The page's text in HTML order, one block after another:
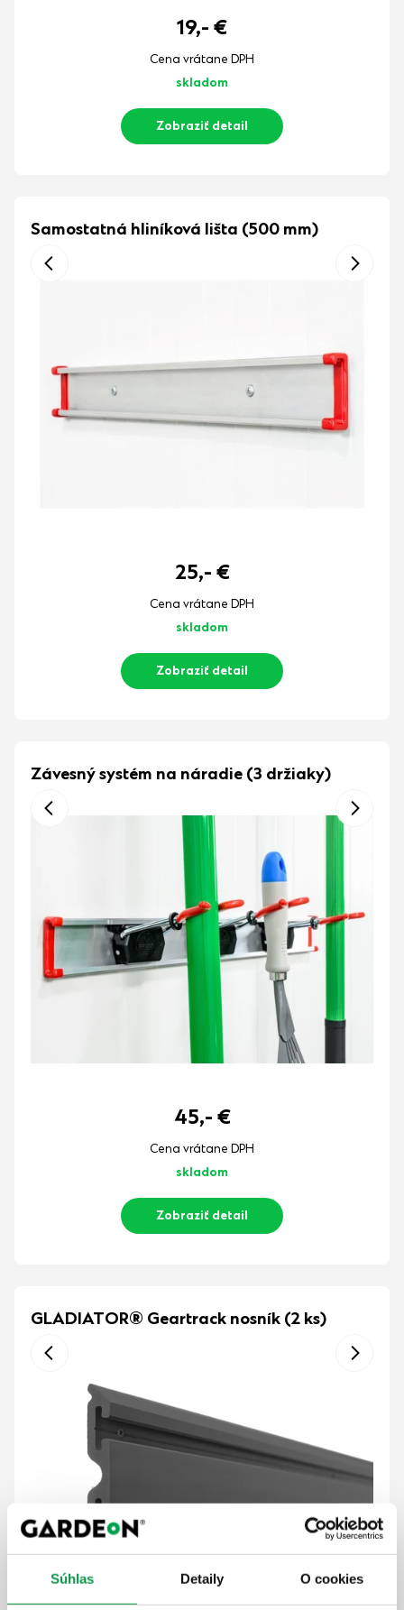
Súhlas Detaily O cookies
19,- €
Cena vrátane DPH
skladom
Zobraziť detail
Samostatná hliníková lišta (500 mm)
25,- €
Cena vrátane DPH
skladom
Zobraziť detail
Závesný systém na náradie (3 držiaky)
45,- €
Cena vrátane DPH
skladom
Zobraziť detail
GLADIATOR® Geartrack nosník (2 ks)